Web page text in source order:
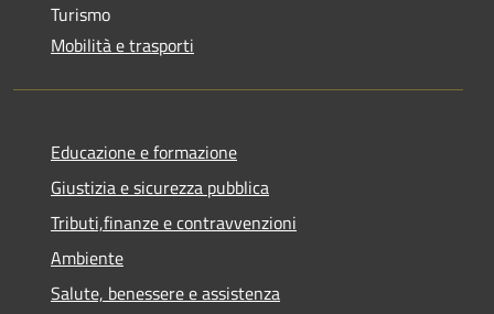
Turismo
Mobilità e trasporti
Educazione e formazione
Giustizia e sicurezza pubblica
Tributi,finanze e contravvenzioni
Ambiente
Salute, benessere e assistenza